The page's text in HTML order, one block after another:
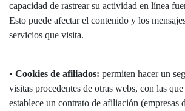
capacidad de rastrear su actividad en línea
Esto puede afectar el contenido y los
servicios que visita.
• Cookies de afiliados: permiten hacer un
visitas procedentes de otras webs, con las
establece un contrato de afiliación (empresas